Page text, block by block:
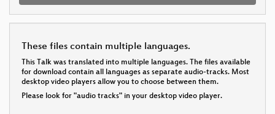
These files contain multiple languages.
This Talk was translated into multiple languages. The files available
for download contain all languages as separate audio-tracks. Most
desktop video players allow you to choose between them.
Please look for "audio tracks" in your desktop video player.